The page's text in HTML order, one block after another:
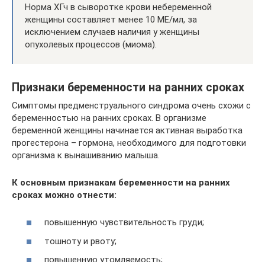
Норма ХГч в сыворотке крови небеременной
женщины составляет менее 10 МЕ/мл, за
исключением случаев наличия у женщины
опухолевых процессов (миома).
Признаки беременности на ранних сроках
Симптомы предменструального синдрома очень схожи с
беременностью на ранних сроках. В организме
беременной женщины начинается активная выработка
прогестерона – гормона, необходимого для подготовки
организма к вынашиванию малыша.
К основным признакам беременности на ранних
сроках можно отнести:
повышенную чувствительность груди;
тошноту и рвоту;
повышенную утомляемость;